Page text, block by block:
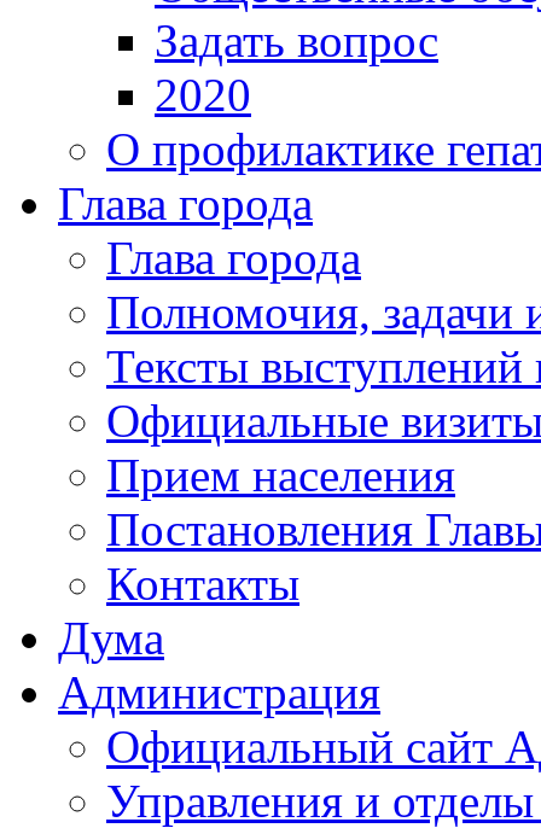
Задать вопрос
2020
О профилактике
Глава города
Глава города
Полномочия, задачи
Тексты выступлений
Официальные
Прием населения
Постановления
Контакты
Дума
Администрация
Официальный сайт
Управления и